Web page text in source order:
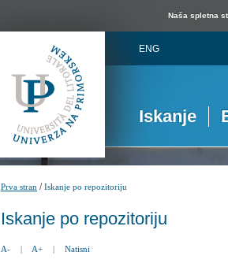
Naša spletna
ENG
Iskanje
Prva stran /Iskanje po repozitoriju
Iskanje po repozitoriju
A- | A+ | Natisni